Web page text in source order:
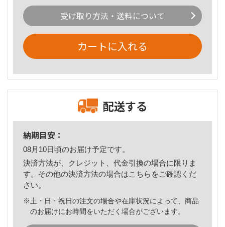
受け取り方法・送料について
カートに入れる
配送する
納期目安：
08月10日頃のお届け予定です。
決済方法が、クレジット、代金引換の場合に限りま
す。その他の決済方法の場合はこちら をご確認くだ
さい。
※土・日・祝日の注文の場合や在庫状況によって、商品
のお届けにお時間をいただく場合がございます。